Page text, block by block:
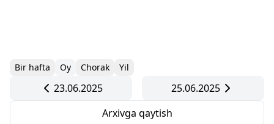
Bir hafta Oy Chorak Yil
23.06.2025
25.06.2025
Arxivga qaytish